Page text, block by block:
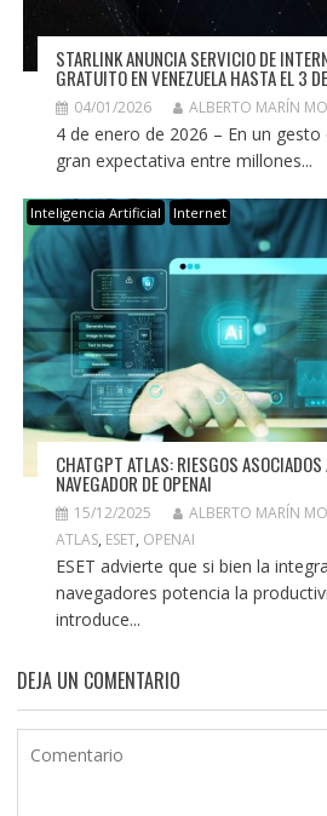
STARLINK ANUNCIA SERVICIO DE
GRATUITO EN VENEZUELA HASTA EL 3
04/01/2026 ALBERTO MARÍN
4 de enero de 2026 – En un
gran expectativa entre millones...
Inteligencia Artificial Internet
CHATGPT ATLAS: RIESGOS ASOCIADOS
NAVEGADOR DE OPENAI
15/12/2025 ALBERTO MARÍN
ATLAS, ESET, OPENAI
ESET advierte que si bien la
navegadores potencia la
introduce...
DEJA UN COMENTARIO